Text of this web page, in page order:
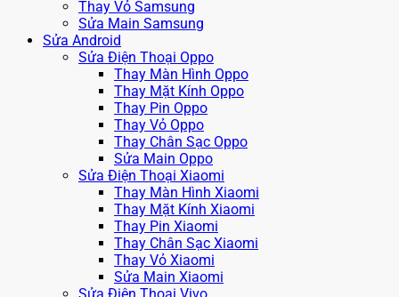
Thay Vỏ Samsung
Sửa Main Samsung
Sửa Android
Sửa Điện Thoại Oppo
Thay Màn Hình Oppo
Thay Mặt Kính Oppo
Thay Pin Oppo
Thay Vỏ Oppo
Thay Chân Sạc Oppo
Sửa Main Oppo
Sửa Điện Thoại Xiaomi
Thay Màn Hình Xiaomi
Thay Mặt Kính Xiaomi
Thay Pin Xiaomi
Thay Chân Sạc Xiaomi
Thay Vỏ Xiaomi
Sửa Main Xiaomi